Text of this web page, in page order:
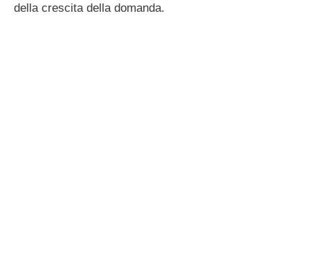
della crescita della domanda.